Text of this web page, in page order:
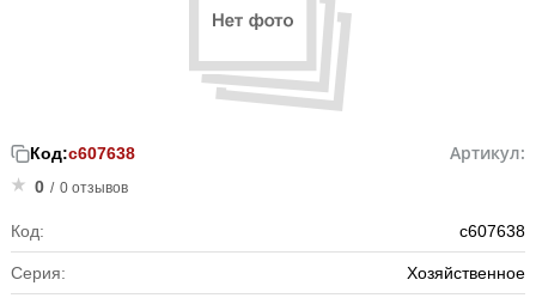
Код:с607638 Артикул:
0 / 0 отзывов
Код: с607638
Серия: Хозяйственное